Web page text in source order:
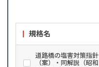
規格名
道路橋の塩害対策指針
（案）・同解説（昭和